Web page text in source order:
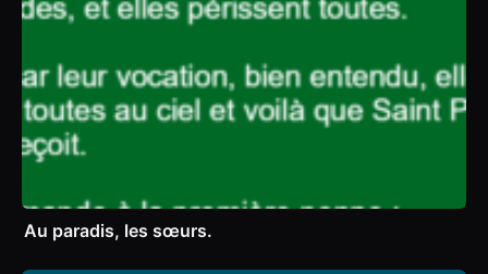
Au paradis, les sœurs.